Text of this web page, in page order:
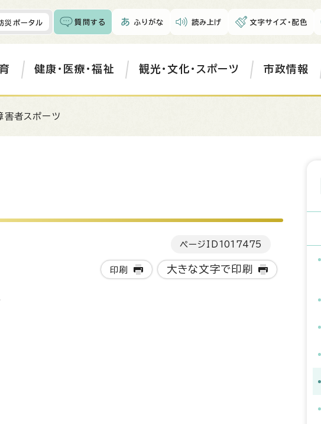
災ポータル 質問する ふりがな 読み上げ 文字サイズ・配色
健康・医療・福祉 観光・文化・スポーツ 市政情報
者スポーツ
ページID 1017475
印刷 大きな文字で印刷